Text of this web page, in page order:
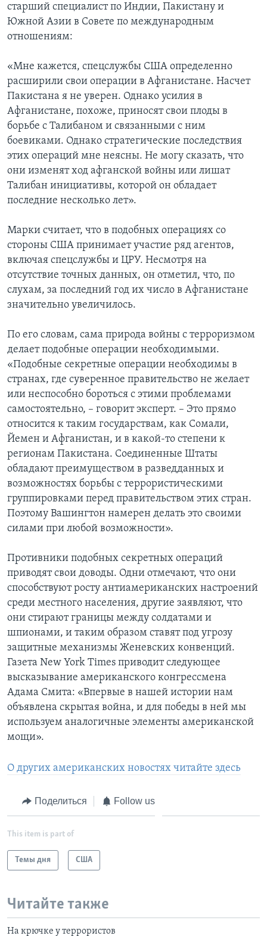
старший специалист по Индии, Пакистану и
Южной Азии в Совете по международным
отношениям:
«Мне кажется, спецслужбы США определенно
расширили свои операции в Афганистане. Насчет
Пакистана я не уверен. Однако усилия в
Афганистане, похоже, приносят свои плоды в
борьбе с Талибаном и связанными с ним
боевиками. Однако стратегические последствия
этих операций мне неясны. Не могу сказать, что
они изменят ход афганской войны или лишат
Талибан инициативы, которой он обладает
последние несколько лет».
Марки считает, что в подобных операциях со
стороны США принимает участие ряд агентов,
включая спецслужбы и ЦРУ. Несмотря на
отсутствие точных данных, он отметил, что, по
слухам, за последний год их число в Афганистане
значительно увеличилось.
По его словам, сама природа войны с терроризмом
делает подобные операции необходимыми.
«Подобные секретные операции необходимы в
странах, где суверенное правительство не желает
или неспособно бороться с этими проблемами
самостоятельно, – говорит эксперт. – Это прямо
относится к таким государствам, как Сомали,
Йемен и Афганистан, и в какой-то степени к
регионам Пакистана. Соединенные Штаты
обладают преимуществом в разведданных и
возможностях борьбы с террористическими
группировками перед правительством этих стран.
Поэтому Вашингтон намерен делать это своими
силами при любой возможности».
Противники подобных секретных операций
приводят свои доводы. Одни отмечают, что они
способствуют росту антиамериканских настроений
среди местного населения, другие заявляют, что
они стирают границы между солдатами и
шпионами, и таким образом ставят под угрозу
защитные механизмы Женевских конвенций.
Газета New York Times приводит следующее
высказывание американского конгрессмена
Адама Смита: «Впервые в нашей истории нам
объявлена скрытая война, и для победы в ней мы
используем аналогичные элементы американской
мощи».
О других американских новостях читайте здесь
Поделиться Follow us
This item is part of
Темы дня США
Читайте также
На крючке у террористов